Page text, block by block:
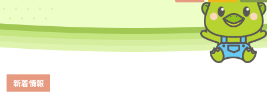
新着情報